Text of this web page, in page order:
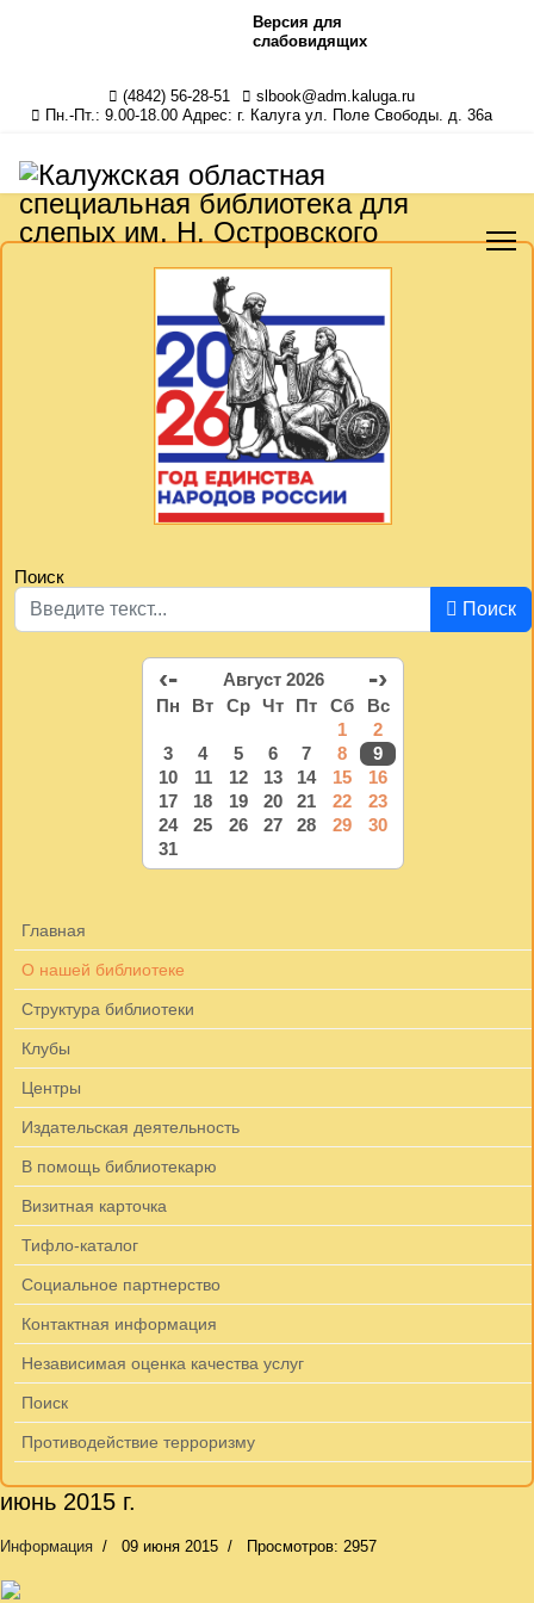
Версия для
слабовидящих
(4842) 56-28-51
slbook@adm.kaluga.ru
Пн.-Пт.: 9.00-18.00 Адрес: г. Калуга ул. Поле Свободы. д. 36а
Поиск
Поиск
‹- Август 2026 -›
Пн Вт Ср Чт Пт Сб
Вс
1
2
3
4 5 6 7 8
9
10
11 12 13 14 15
16
17
18 19 20 21 22
23
24
25 26 27 28 29
30
31
Главная
О нашей библиотеке
Структура библиотеки
Клубы
Центры
Издательская деятельность
В помощь библиотекарю
Визитная карточка
Тифло-каталог
Социальное партнерство
Контактная информация
Независимая оценка качества услуг
Поиск
Противодействие терроризму
июнь 2015 г.
Информация 09 июня 2015 Просмотров: 2957